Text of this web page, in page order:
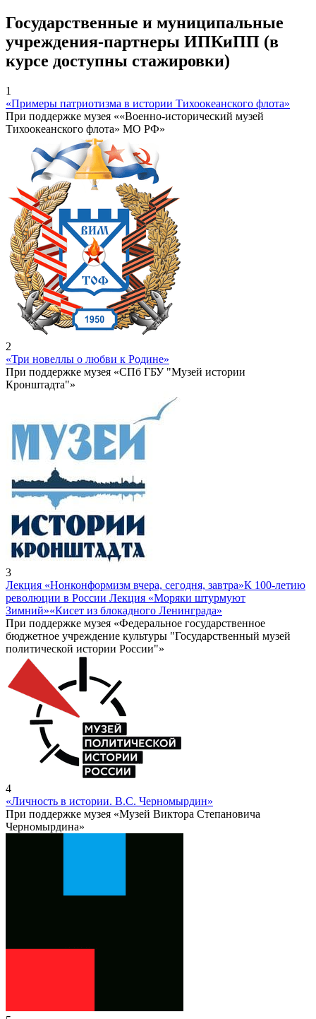
Государственные и муниципальные
учреждения-партнеры ИПКиПП (в
курсе доступны стажировки)
1
«Примеры патриотизма в истории Тихоокеанского флота»
При поддержке музея ««Военно-исторический музей
Тихоокеанского флота» МО РФ»
2
«Три новеллы о любви к Родине»
При поддержке музея «СПб ГБУ "Музей истории
Кронштадта"»
3
Лекция «Нонконформизм вчера, сегодня, завтра»К 100-летию
революции в России Лекция «Моряки штурмуют
Зимний»«Кисет из блокадного Ленинграда»
При поддержке музея «Федеральное государственное
бюджетное учреждение культуры "Государственный музей
политической истории России"»
4
«Личность в истории. В.С. Черномырдин»
При поддержке музея «Музей Виктора Степановича
Черномырдина»